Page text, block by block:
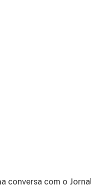
conversa com o